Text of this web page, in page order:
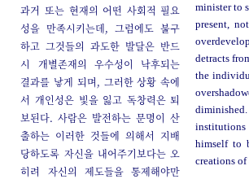
과거 또는 현재의 어떤 사회적 필요
성을 만족시키는데, 그럼에도 불구
하고 그것들의 과도한 발달은 반드
시 개별존재의 우수성이 낙후되는
결과를 낳게 되며, 그러한 상황 속에
서 개인성은 빛을 잃고 독창력은 퇴
보된다. 사람은 발전하는 문명이 산
출하는 이러한 것들에 의해서 지배
당하도록 자신을 내어주기보다는 오
히려 자신의 제도들을 통제해야만
minister to
present,
detracts
the
himself to
creations